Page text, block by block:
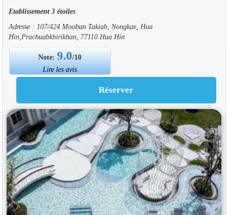
Etablissement 3 étoiles
Adresse : 107/424 Mooban Takiab, Nongkae, Hua
Hin,Prachuabkhirikhan, 77110 Hua Hin
Note:9.0/10
Lire les avis